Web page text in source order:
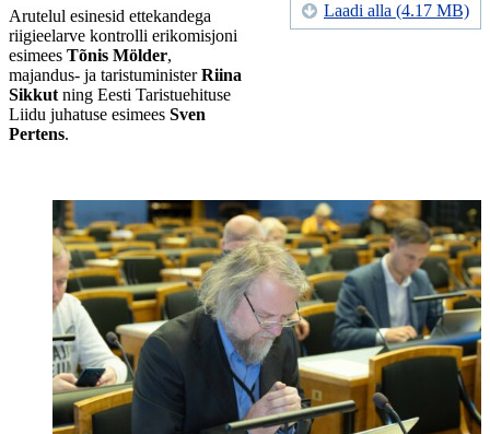
Laadi alla (4.17 MB)
Arutelul esinesid ettekandega
riigieelarve kontrolli erikomisjoni
esimees Tõnis Mölder,
majandus- ja taristuministerRiina
Sikkut ning Eesti Taristuehituse
Liidu juhatuse esimees Sven
Pertens.